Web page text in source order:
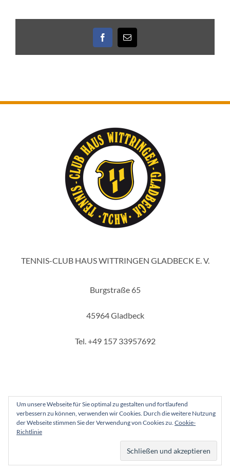
Facebook
E-
Mail
TENNIS-CLUB HAUS WITTRINGEN GLADBECK E. V.
Burgstraße 65
45964 Gladbeck
Tel. +49 157 33957692
Copyright 2025 - Tennis-Club Haus Wittringen Gladbeck e. V.
InstagramFacebook
Um unsere Webseite für Sie optimal zu gestalten und fortlaufend
verbessern zu können, verwenden wir Cookies. Durch die weitere Nutzung
der Webseite stimmen Sie der Verwendung von Cookies zu. Cookie-
Richtlinie